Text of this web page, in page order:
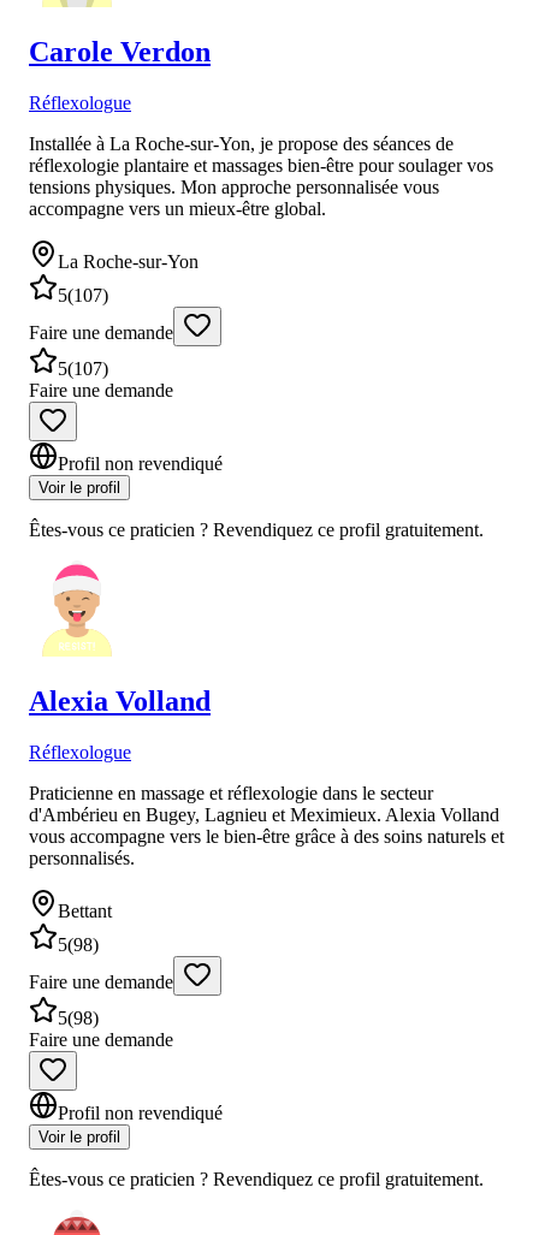
Carole Verdon
Réflexologue
Installée à La Roche-sur-Yon, je propose des séances de
réflexologie plantaire et massages bien-être pour soulager vos
tensions physiques. Mon approche personnalisée vous
accompagne vers un mieux-être global.
La Roche-sur-Yon
5(107)
Faire une demande
5(107)
Faire une demande
Profil non revendiqué
Voir le profil
Êtes-vous ce praticien ? Revendiquez ce profil gratuitement.
Alexia Volland
Réflexologue
Praticienne en massage et réflexologie dans le secteur
d'Ambérieu en Bugey, Lagnieu et Meximieux. Alexia Volland
vous accompagne vers le bien-être grâce à des soins naturels et
personnalisés.
Bettant
5(98)
Faire une demande
5(98)
Faire une demande
Profil non revendiqué
Voir le profil
Êtes-vous ce praticien ? Revendiquez ce profil gratuitement.